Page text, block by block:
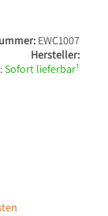
EWC1007
Hersteller:
Sofort lieferbar¹